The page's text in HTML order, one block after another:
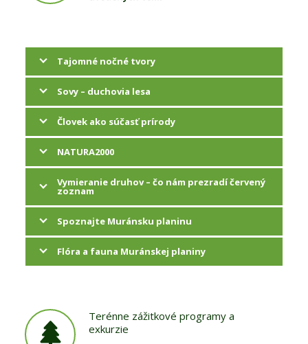
Tajomné nočné tvory
Sovy – duchovia lesa
Človek ako súčasť prírody
NATURA2000
Vymieranie druhov – čo nám prezradí červený
zoznam
Spoznajte Muránsku planinu
Flóra a fauna Muránskej planiny
Terénne zážitkové programy a
exkurzie